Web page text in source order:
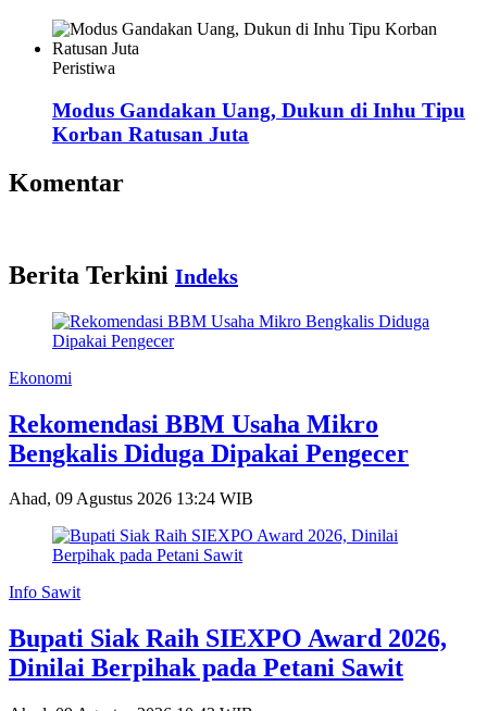
Peristiwa
Modus Gandakan Uang, Dukun di Inhu Tipu
Korban Ratusan Juta
Komentar
Berita Terkini Indeks
Ekonomi
Rekomendasi BBM Usaha Mikro
Bengkalis Diduga Dipakai Pengecer
Ahad, 09 Agustus 2026 13:24 WIB
Info Sawit
Bupati Siak Raih SIEXPO Award 2026,
Dinilai Berpihak pada Petani Sawit